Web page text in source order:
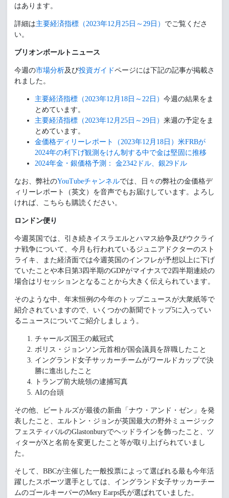
はあります。
詳細は主要経済指標（2023年12月25日～29日） でご覧くださ
い。
ブリオンボールトニュース
今週の市場分析及び投資ガイドページには下記の記事が掲載さ
れました。
主要経済指標（2023年12月18日～22日） 今週の結果をま
とめています。
主要経済指標（2023年12月25日～29日） 来週の予定をま
とめています。
金価格ディリーレポート（2023年12月18日）米FRBが
2024年の利下げ観測をけん制する中で金は堅固に推移
2024年金・銀価格予測： 金2342ドル、銀29ドル
なお、弊社のYouTubeチャンネルでは、日々の弊社の金価格デ
ィリーレポート（英文）を音声でもお届けしています。よろし
ければ、こちらも購読ください。
ロンドン便り
今週英国では、引き続きイスラエルとハマス紛争及びウクライ
ナ戦争について、今月も行われているジュニアドクターのスト
ライキ、また経済面では今週英国のインフレが予想以上に下げ
ていたことや本日第3四半期のGDPがマイナスで2四半期連続の
場合はリセッションとなることから大きく伝えられています。
そのような中、年末恒例の今年のトップニュースが大衆紙等で
紹介されていますので、いくつかの新聞でトップ5に入ってい
るニュースについてご紹介しましょう。
チャールズ国王の戴冠式
ボリス・ジョンソン元首相が国会議員を辞職したこと
イングランド女子サッカーチームがワールドカップで決
勝に進出したこと
トランプ前大統領の逮捕写真
AIの台頭
その他、ビートルズが最後の新曲「ナウ・アンド・ゼン」を発
表したこと、エルトン・ジョンが英国最大の野外ミュージック
フェスティバルのGlastonburyでヘッドラインを飾ったこと、ツ
ィターがXと名前を変更したこと等が取り上げられていまし
た。
そして、BBCが主催した一般投票によって選ばれる最も今年活
躍したスポーツ選手としては、イングランド女子サッカーチー
ムのゴールキーパーのMery Earps氏が選ばれていました。